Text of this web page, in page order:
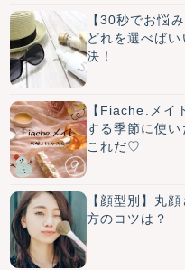
【30秒でお悩
どれを選べば
決！
【Fiache.メイ
する季節に使
これだ♡
【顔型別】丸
方のコツは？